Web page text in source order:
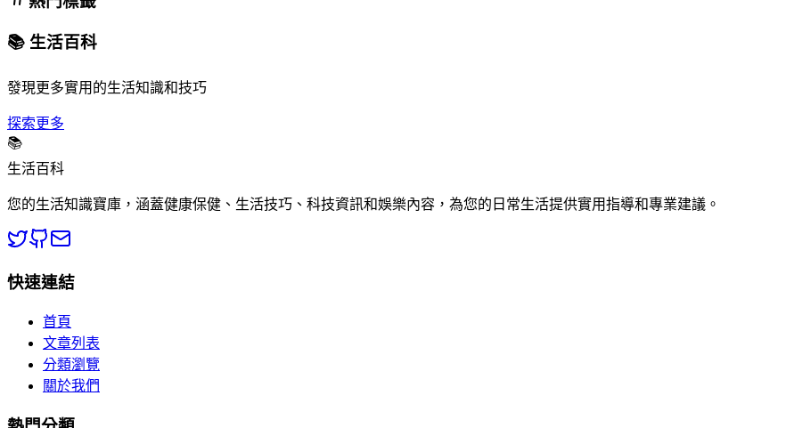
📚 生活百科
發現更多實用的生活知識和技巧
探索更多
📚
生活百科
您的生活知識寶庫，涵蓋健康保健、生活技巧、科技資訊和娛樂內容，為您的日常生活提供實用指導和專業建議。
快速連結
首頁
文章列表
分類瀏覽
關於我們